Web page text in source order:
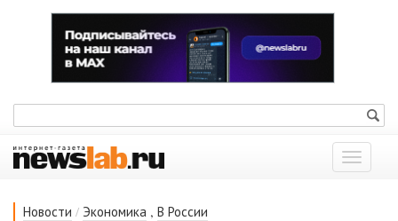
Показать
меню
Новости / Экономика , В России